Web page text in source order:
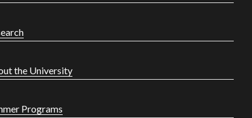
the University
Programs